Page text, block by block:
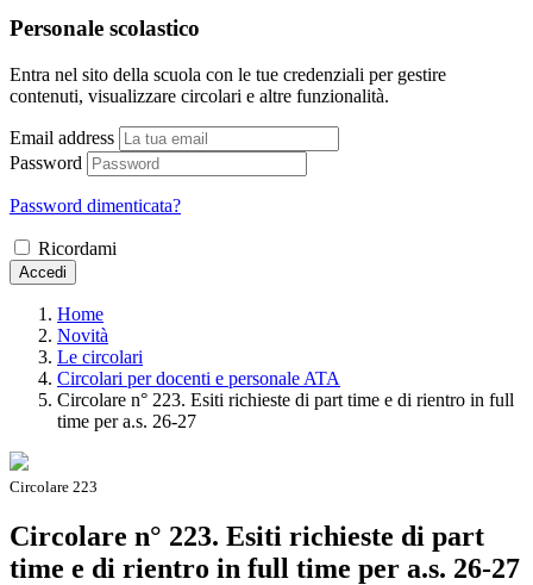
Personale scolastico
Entra nel sito della scuola con le tue credenziali per gestire
contenuti, visualizzare circolari e altre funzionalità.
Email address
Password
Password dimenticata?
Ricordami
Accedi
Home
Novità
Le circolari
Circolari per docenti e personale ATA
Circolare n° 223. Esiti richieste di part time e di rientro in full
time per a.s. 26-27
Circolare 223
Circolare n° 223. Esiti richieste di part
time e di rientro in full time per a.s. 26-27